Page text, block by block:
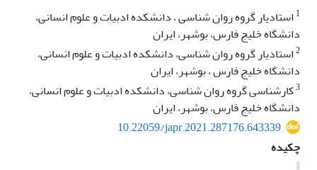
1 استادیار گروه روان شناسی ، دانشکده ادبیات و علوم انسانی،
دانشگاه خلیج فارس، بوشهر، ایران
2استادیار گروه روان شناسی، دانشکده ادبیات و علوم انسانی،
دانشگاه خلیج فارس ، بوشهر، ایران
3کارشناسی گروه روان شناسی، دانشکده ادبیات و علوم انسانی،
دانشگاه خلیج فارس، بوشهر، ایران
10.22059/japr.2021.287176.643339
چکیده